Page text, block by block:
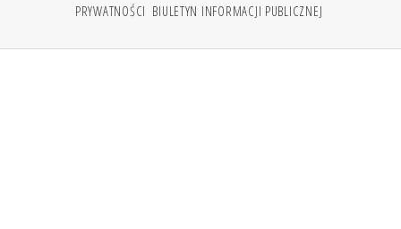
PRYWATNOŚCI BIULETYN INFORMACJI PUBLICZNEJ